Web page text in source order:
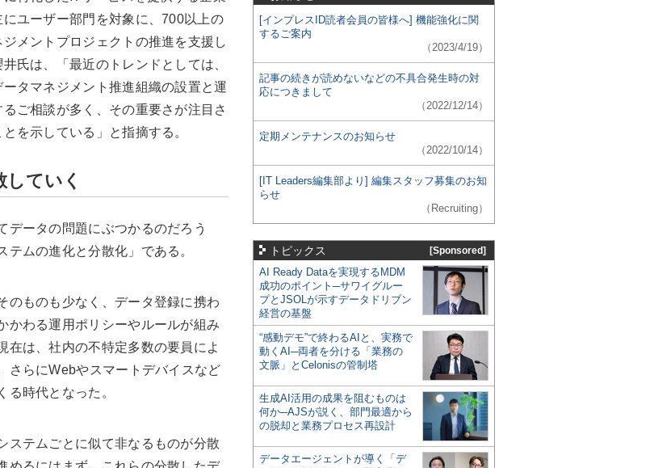
にユーザー部門を対象に、700以上の
ジメントプロジェクトの推進を支援し
氏は、「最近のトレンドとしては、
ータマネジメント推進組織の設置と運
るご相談が多く、その重要さが注目さ
を示している」と指摘する。
ていく
ータの問題にぶつかるのだろう
ムの進化と分散化」である。
ものも少なく、データ登録に携わ
かわる運用ポリシーやルールが組み
在は、社内の不特定多数の要員によ
さらにWebやスマートデバイスなど
る時代となった。
テムごとに似て非なるものが分散
[インプレスID読者会員の皆様へ] 機能強化に関
するご案内
（2023/4/19）
記事の続きが読めないなどの不具合発生時の対
応につきまして
（2022/12/14）
定期メンテナンスのお知らせ
（2022/10/14）
[IT Leaders編集部より] 編集スタッフ募集のお知
らせ
（Recruiting）
トピックス [Sponsored]
AI Ready Dataを実現するMDM
成功のポイント─サワイグルー
プとJSOLが示すデータドリブン
経営の基盤
“感動デモ”で終わるAIと、実務で
動くAI─両者を分ける「業務の
文脈」とCelonisの管制塔
生成AI活用の成果を阻むものは
何か─AJSが説く、部門最適から
の脱却と業務プロセス再設計
データエージェントが導く「デ